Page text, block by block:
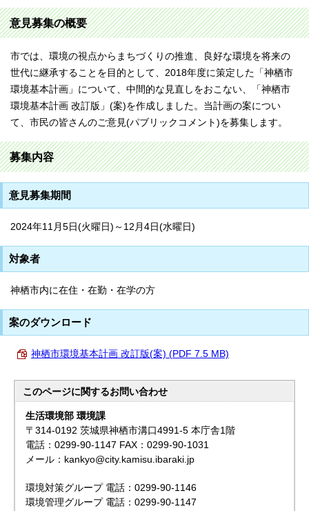
意見募集の概要
市では、環境の視点からまちづくりの推進、良好な環境を将来の
世代に継承することを目的として、2018年度に策定した「神栖市
環境基本計画」について、中間的な見直しをおこない、「神栖市
環境基本計画 改訂版」(案)を作成しました。当計画の案につい
て、市民の皆さんのご意見(パブリックコメント)を募集します。
募集内容
意見募集期間
2024年11月5日(火曜日)～12月4日(水曜日)
対象者
神栖市内に在住・在勤・在学の方
案のダウンロード
神栖市環境基本計画 改訂版(案) (PDF 7.5 MB)
このページに関するお問い合わせ
生活環境部 環境課
〒314-0192 茨城県神栖市溝口4991-5 本庁舎1階
電話：0299-90-1147 FAX：0299-90-1031
メール：kankyo@city.kamisu.ibaraki.jp
環境対策グループ 電話：0299-90-1146
環境管理グループ 電話：0299-90-1147